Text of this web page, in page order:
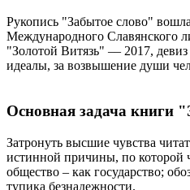
Рукопись "Забытое слово"
Международного Славянского
"Золотой Витязь" –– 2017,
идеалы, за возвышение души
Основная задача книги
Затронуть высшие чувства
истинной причины, по которой
общество – как государство;
тупика безнадежности.